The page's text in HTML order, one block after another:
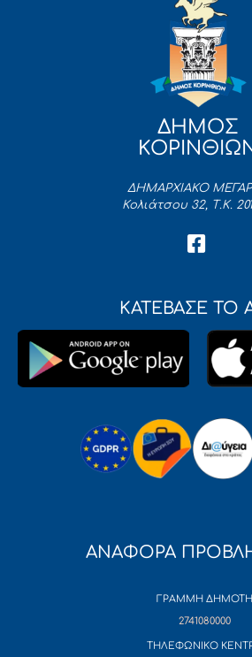
ΔΗΜΟΣ
ΔΗΜΑΡΧΙΑΚΟ
Κολιάτσου 32, Τ.Κ.
ΚΑΤΕΒΑΣΕ ΤΟ
ΑΝΑΦΟΡΑ
ΓΡΑΜΜΗ ΔΗΜΟΤΗ
2741080000
ΤΗΛΕΦΩΝΙΚΟ